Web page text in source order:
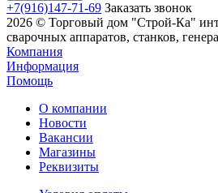
+7(916)147-71-69 Заказать звонок
2026 © Торговый дом "Строй-Ка"
сварочных аппаратов, станков,
Компания
Информация
Помощь
О компании
Новости
Вакансии
Магазины
Реквизиты